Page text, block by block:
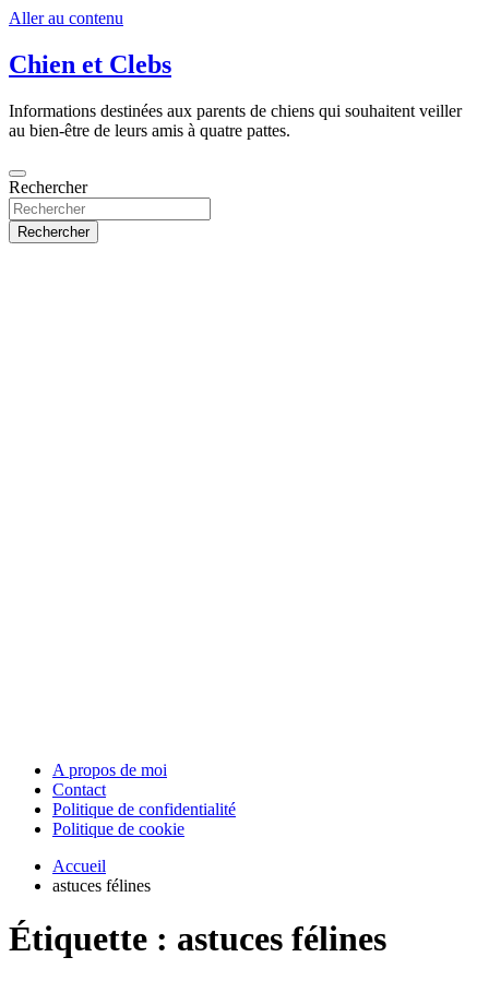
Aller au contenu
Chien et Clebs
Informations destinées aux parents de chiens qui souhaitent veiller
au bien-être de leurs amis à quatre pattes.
Rechercher
Rechercher
A propos de moi
Contact
Politique de confidentialité
Politique de cookie
Accueil
astuces félines
Étiquette : astuces félines